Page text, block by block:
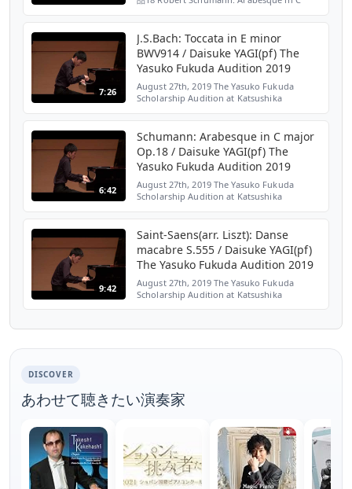
ス 協力：アールアンフィニ・レーベル
7:26
J.S.Bach: Toccata in E minor
BWV914 / Daisuke YAGI(pf) The
Yasuko Fukuda Audition 2019
August 27th, 2019 The Yasuko Fukuda
Scholarship Audition at Katsushika
http://www.yf-scholarship.org/ Da...
6:42
Schumann: Arabesque in C major
Op.18 / Daisuke YAGI(pf) The
Yasuko Fukuda Audition 2019
August 27th, 2019 The Yasuko Fukuda
Scholarship Audition at Katsushika
http://www.yf-scholarship.org/ Da...
9:42
Saint-Saens(arr. Liszt): Danse
macabre S.555 / Daisuke YAGI(pf)
The Yasuko Fukuda Audition 2019
August 27th, 2019 The Yasuko Fukuda
Scholarship Audition at Katsushika
http://www.yf-scholarship.org/ Da...
DISCOVER
あわせて聴きたい演奏家